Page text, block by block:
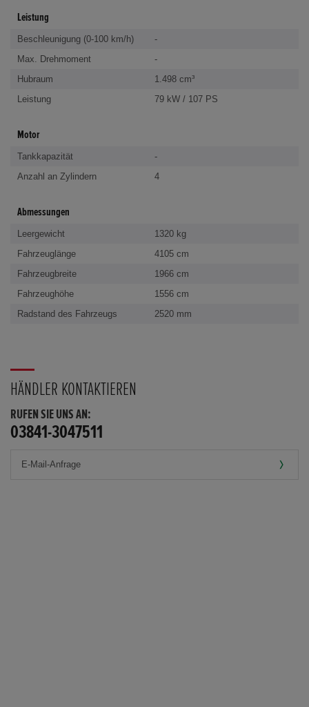
Leistung
Beschleunigung (0-100 km/h)
-
Max. Drehmoment
-
Hubraum
1.498 cm³
Leistung
79 kW / 107 PS
Motor
Tankkapazität
-
Anzahl an Zylindern
4
Abmessungen
Leergewicht
1320 kg
Fahrzeuglänge
4105 cm
Fahrzeugbreite
1966 cm
Fahrzeughöhe
1556 cm
Radstand des Fahrzeugs
2520 mm
HÄNDLER KONTAKTIEREN
RUFEN SIE UNS AN:
03841-3047511